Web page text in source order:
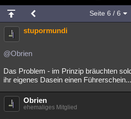
Chat Wiki Neuigkeiten
meine Rubriken
Menschen Wissenschaft
Spiritualität
Natur Umfragen Unterhaltung
weitere Rubriken
Philosophie
Seite 6 / 6
stupormundi
@Obrien
Das Problem - im Prinzip bräuchten
ihr eigenes Dasein einen
Obrien
ehemaliges Mitglied